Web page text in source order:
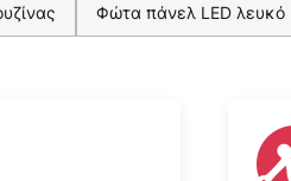
Φώτα πάνελ LED λευκό